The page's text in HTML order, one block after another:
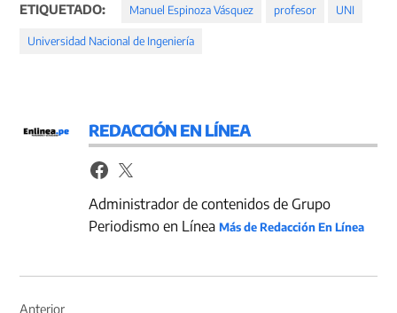
ETIQUETADO: Manuel Espinoza Vásquez profesor UNI
Universidad Nacional de Ingeniería
REDACCIÓN EN LÍNEA
Administrador de contenidos de Grupo
Periodismo en LíneaMás de Redacción En Línea
Anterior